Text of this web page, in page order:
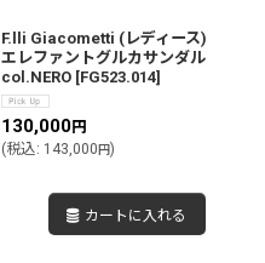
F.lli Giacometti (レディース)
エレファントグルカサンダル
col.NERO [FG523.014]
130,000円
(税込: 143,000円)
カートに入れる